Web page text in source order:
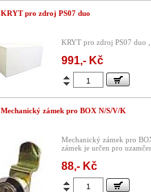
KRYT pro zdroj PS07 duo
KRYT pro zdroj PS07 duo
991,- Kč
Mechanický zámek pro BOX N/S/V/K
Mechanický zámek pro
zámek je určen pro
88,- Kč